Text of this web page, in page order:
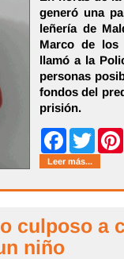
generó una
leñería de
Marco de los
llamó a la
personas
fondos del
prisión.
FacebookTwitter
Leer más...
culposo a
niño